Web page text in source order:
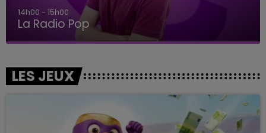
15h00 - 19h00
Le Club Champagne FM
LES JEUX